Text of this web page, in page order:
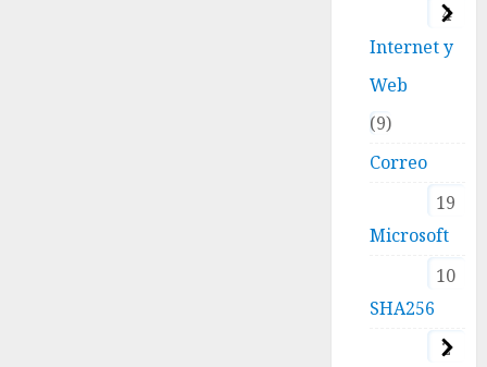
4
Internet y
Web
9
Correo
19
Microsoft
10
SHA256
2